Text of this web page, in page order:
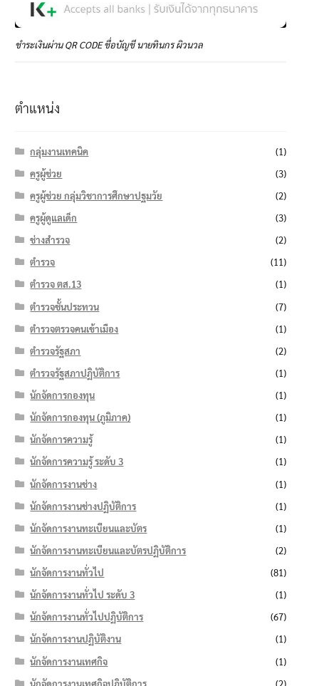
ชำระเงินผ่าน QR CODE ชื่อบัญชี นายทินกร ผิวนวล
ตำแหน่ง
กลุ่มงานเทคนิค
(1)
ครูผู้ช่วย
(3)
ครูผู้ช่วย กลุ่มวิชาการศึกษาปฐมวัย
(2)
ครูผู้ดูแลเด็ก
(3)
ช่างสำรวจ
(2)
ตำรวจ
(11)
ตำรวจ ตส.13
(1)
ตำรวจชั้นประทวน
(7)
ตำรวจตรวจคนเข้าเมือง
(1)
ตำรวจรัฐสภา
(2)
ตำรวจรัฐสภาปฏิบัติการ
(1)
นักจัดการกองทุน
(1)
นักจัดการกองทุน (ภูมิภาค)
(1)
นักจัดการความรู้
(1)
นักจัดการความรู้ ระดับ 3
(1)
นักจัดการงานช่าง
(1)
นักจัดการงานช่างปฏิบัติการ
(1)
นักจัดการงานทะเบียนและบัตร
(1)
นักจัดการงานทะเบียนและบัตรปฏิบัติการ
(2)
นักจัดการงานทั่วไป
(81)
นักจัดการงานทั่วไป ระดับ 3
(1)
นักจัดการงานทั่วไปปฏิบัติการ
(67)
นักจัดการงานปฏิบัติงาน
(1)
นักจัดการงานเทศกิจ
(1)
นักจัดการงานเทศกิจปฏิบัติการ
(2)